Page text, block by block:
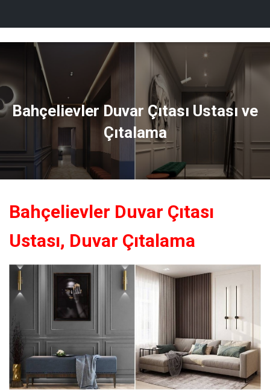
M
E
Ç
A
Bahçelievler Duvar Çıtası Ustası ve
Çıtalama
Bahçelievler Duvar Çıtası
Ustası, Duvar Çıtalama